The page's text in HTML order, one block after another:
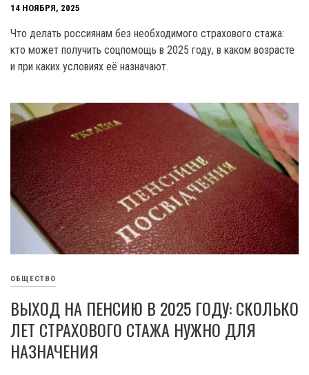
14 НОЯБРЯ, 2025
Что делать россиянам без необходимого страхового стажа:
кто может получить соцпомощь в 2025 году, в каком возрасте
и при каких условиях её назначают.
ОБЩЕСТВО
ВЫХОД НА ПЕНСИЮ В 2025 ГОДУ: СКОЛЬКО
ЛЕТ СТРАХОВОГО СТАЖА НУЖНО ДЛЯ
НАЗНАЧЕНИЯ